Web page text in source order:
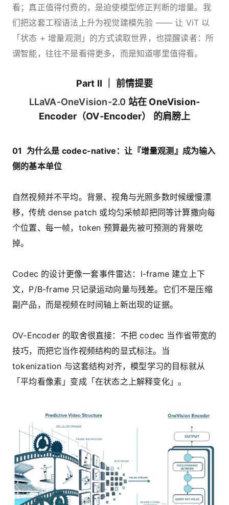
看；真正值得付费的，是迫使模型修正判断的增量。我
们把这套工程语法上升为视觉建模先验 —— 让 ViT 以
「状态 + 增量观测」的方式读取世界，也提醒读者：所
谓智能，往往不是看得更多，而是知道哪里值得看。
Part II ｜ 前情提要
LLaVA-OneVision-2.0 站在 OneVision-
Encoder（OV-Encoder） 的肩膀上
01 为什么是 codec-native：让『增量观测』成为输入
侧的基本单位
自然视频并不平均。背景、视角与光照多数时候缓慢漂
移，传统 dense patch 或均匀采帧却把同等计算撒向每
个位置、每一帧，token 预算最先被可预测的背景吃
掉。
Codec 的设计更像一套事件雷达：I-frame 建立上下
文，P/B-frame 只记录运动向量与残差。它们不是压缩
副产品，而是视频在时间轴上新出现的证据。
OV-Encoder 的取舍很直接：不把 codec 当作省带宽的
技巧，而把它当作视频结构的显式标注。当
tokenization 与这套结构对齐，模型学习的目标就从
「平均看像素」变成「在状态之上解释变化」。